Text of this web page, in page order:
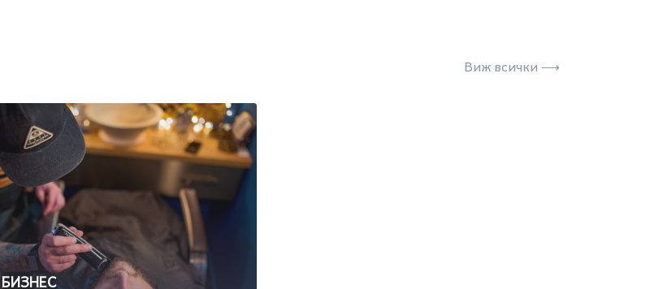
Виж всички ⟶
БИЗНЕС